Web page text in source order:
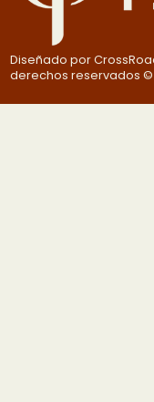
Diseñado por
derechos reservados ©